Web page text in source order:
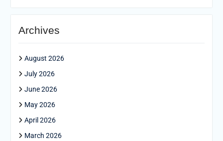
Archives
August 2026
July 2026
June 2026
May 2026
April 2026
March 2026